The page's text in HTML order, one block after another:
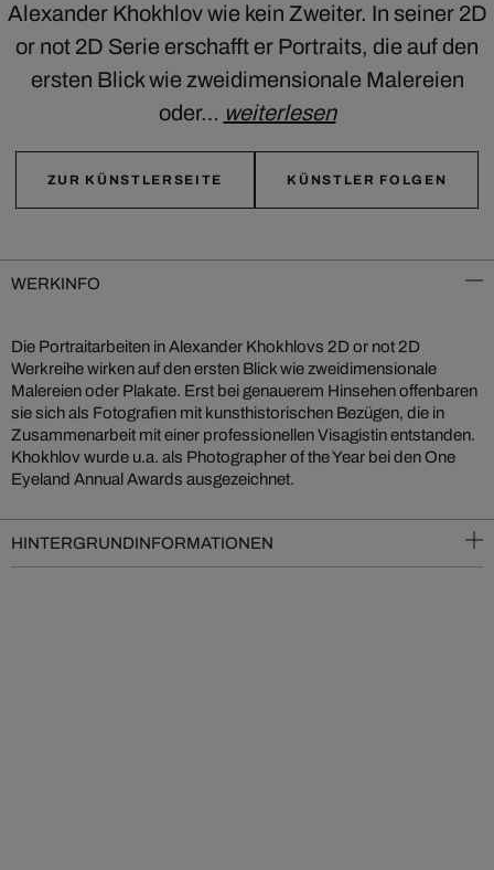
Alexander Khokhlov wie kein Zweiter. In seiner 2D
or not 2D Serie erschafft er Portraits, die auf den
ersten Blick wie zweidimensionale Malereien
oder… weiterlesen
ZUR KÜNSTLERSEITE KÜNSTLER FOLGEN
WERKINFO
Die Portraitarbeiten in Alexander Khokhlovs 2D or not 2D
Werkreihe wirken auf den ersten Blick wie zweidimensionale
Malereien oder Plakate. Erst bei genauerem Hinsehen offenbaren
sie sich als Fotografien mit kunsthistorischen Bezügen, die in
Zusammenarbeit mit einer professionellen Visagistin entstanden.
Khokhlov wurde u.a. als Photographer of the Year bei den One
Eyeland Annual Awards ausgezeichnet.
HINTERGRUNDINFORMATIONEN